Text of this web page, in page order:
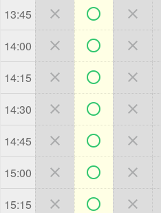
13:45   
14:00   
14:15   
14:30   
14:45   
15:00   
15:15   